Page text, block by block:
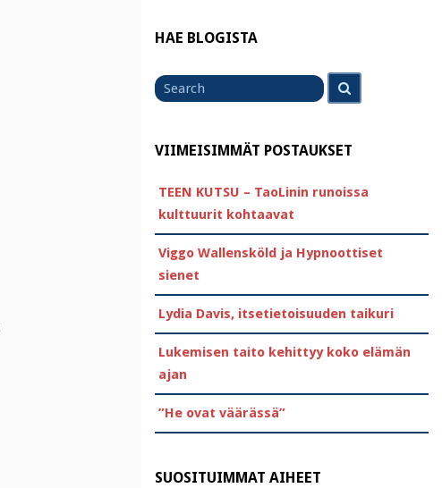
HAE BLOGISTA
for
VIIMEISIMMÄT POSTAUKSET
TEEN KUTSU – TaoLinin runoissa
kulttuurit kohtaavat
Viggo Wallensköld ja Hypnoottiset
sienet
Lydia Davis, itsetietoisuuden taikuri
Lukemisen taito kehittyy koko elämän
ajan
”He ovat väärässä”
SUOSITUIMMAT AIHEET